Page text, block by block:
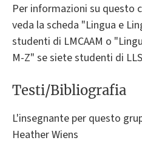
Per informazioni su questo
veda la scheda "Lingua e
studenti di LMCAAM o
M-Z" se siete studenti di LLS
Testi/Bibliografia
L'insegnante per questo
Heather Wiens